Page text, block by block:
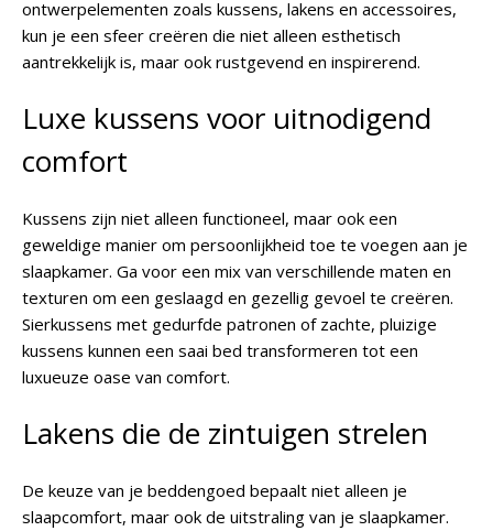
ontwerpelementen zoals kussens, lakens en accessoires,
kun je een sfeer creëren die niet alleen esthetisch
aantrekkelijk is, maar ook rustgevend en inspirerend.
Luxe kussens voor uitnodigend
comfort
Kussens zijn niet alleen functioneel, maar ook een
geweldige manier om persoonlijkheid toe te voegen aan je
slaapkamer. Ga voor een mix van verschillende maten en
texturen om een geslaagd en gezellig gevoel te creëren.
Sierkussens met gedurfde patronen of zachte, pluizige
kussens kunnen een saai bed transformeren tot een
luxueuze oase van comfort.
Lakens die de zintuigen strelen
De keuze van je beddengoed bepaalt niet alleen je
slaapcomfort, maar ook de uitstraling van je slaapkamer.